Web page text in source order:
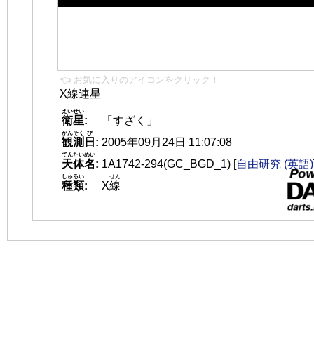
👈 お気に入りのアイコンをクリック！
X線連星
衛星
えいせい
:
「すざく」
観測
かんそく
日
び
: 2005年09月24日 11:07:08
天体名
てんたいめい
: 1A1742-294(GC_BGD_1) [自由研究 (英語)
種類
しゅるい
: X線
せん